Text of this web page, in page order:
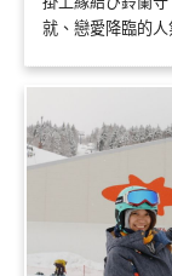
就、戀愛降臨的